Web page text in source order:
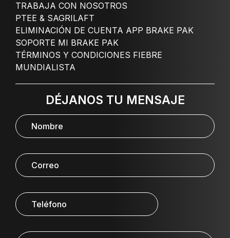
TRABAJA CON NOSOTROS
PTEE & SAGRILAFT
ELIMINACIÓN DE CUENTA APP BRAKE PAK
SOPORTE MI BRAKE PAK
TÉRMINOS Y CONDICIONES FIEBRE
MUNDIALISTA
DÉJANOS TU MENSAJE